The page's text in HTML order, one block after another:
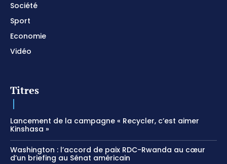
Société
Sport
Economie
Vidéo
Titres
Lancement de la campagne « Recycler, c’est aimer
Kinshasa »
Washington : l’accord de paix RDC-Rwanda au cœur
d’un briefing au Sénat américain